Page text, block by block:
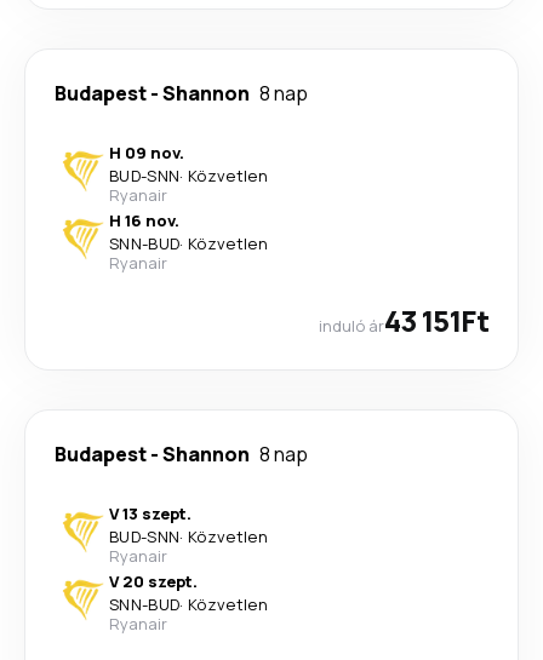
Budapest-Shannon 8 nap
H 09 nov.
BUD-SNN· Közvetlen
Ryanair
H 16 nov.
SNN-BUD· Közvetlen
Ryanair
induló ár43 151Ft
Budapest-Shannon 8 nap
V 13 szept.
BUD-SNN· Közvetlen
Ryanair
V 20 szept.
SNN-BUD· Közvetlen
Ryanair